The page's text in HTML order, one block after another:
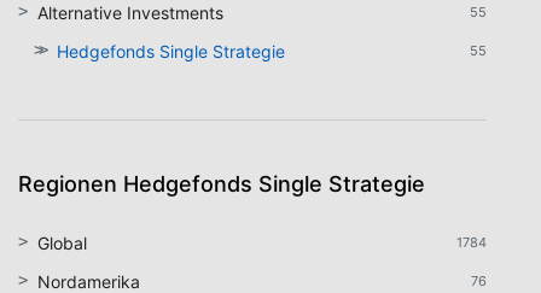
55
Alternative Investments
55
Hedgefonds Single Strategie
Regionen Hedgefonds Single Strategie
1784
Global
76
Nordamerika